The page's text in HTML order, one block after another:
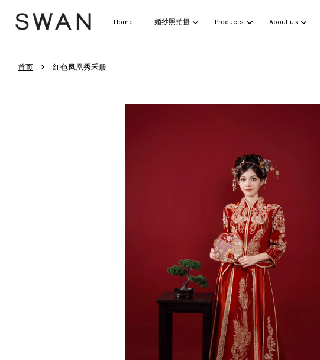
Home 婚纱照拍摄 Products About us
首页 › 红色凤凰秀禾服